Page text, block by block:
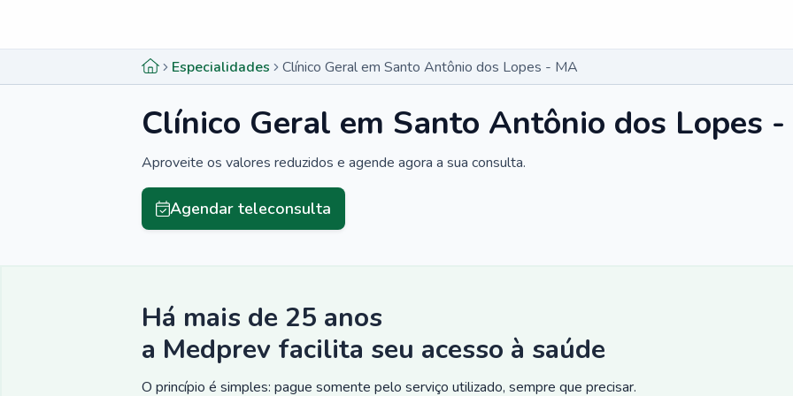
Especialidades Clínico Geral em Santo Antônio dos Lopes - MA
Clínico Geral em Santo Antônio dos Lopes
Aproveite os valores reduzidos e agende agora a sua consulta.
Agendar teleconsulta
Há mais de 25 anos
a Medprev facilita seu acesso à saúde
O princípio é simples: pague somente pelo serviço utilizado, sempre que precisar.